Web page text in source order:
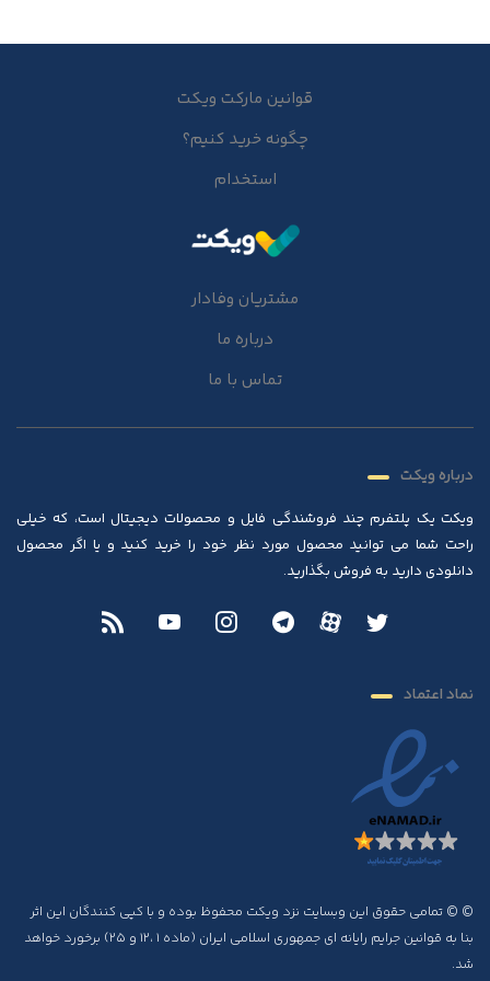
قوانین مارکت ویکت
چگونه خرید کنیم؟
استخدام
مشتریان وفادار
درباره ما
تماس با ما
درباره ویکت
ویکت یک پلتفرم چند فروشندگی فایل و محصولات دیجیتال است، که خیلی
راحت شما می توانید محصول مورد نظر خود را خرید کنید و یا اگر محصول
دانلودی دارید به فروش بگذارید.
نماد اعتماد
© © تمامی حقوق این وبسایت نزد ویکت محفوظ بوده و با کپی کنندگان این اثر
بنا به قوانین جرایم رایانه ای جمهوری اسلامی ایران (ماده ۱ ،۱۲ و ۲۵) برخورد خواهد
شد.